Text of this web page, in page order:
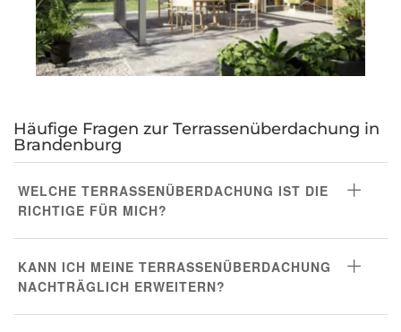
Häufige Fragen zur Terrassenüberdachung in
Brandenburg
WELCHE TERRASSENÜBERDACHUNG IST DIE
RICHTIGE FÜR MICH?
KANN ICH MEINE TERRASSENÜBERDACHUNG
NACHTRÄGLICH ERWEITERN?